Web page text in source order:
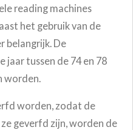
reading machines
het gebruik van de
belangrijk. De
tussen de 74 en 78
worden.
worden, zodat de
geverfd zijn,worden de